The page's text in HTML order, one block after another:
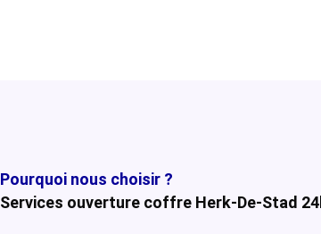
Pourquoi nous choisir ?
Services ouverture coffre Herk-De-Stad